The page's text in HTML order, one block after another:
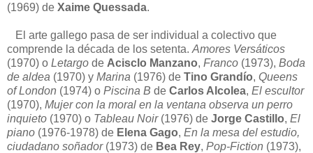
(1969) de Xaime Quessada.
El arte gallego pasa de ser individual a colectivo que
comprende la década de los setenta. Amores Versáticos
(1970) o Letargo de Acisclo Manzano, Franco (1973), Boda
de aldea (1970) y Marina (1976) de Tino Grandío, Queens
of London (1974) o Piscina B de Carlos Alcolea, El escultor
(1970), Mujer con la moral en la ventana observa un perro
inquieto (1970) o Tableau Noir(1976) de Jorge Castillo, El
piano (1976-1978) de Elena Gago, En la mesa del estudio,
ciudadano soñador(1973) de Bea Rey, Pop-Fiction (1973),